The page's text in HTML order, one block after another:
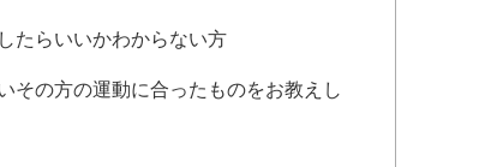
たらいいかわからない方
その方の運動に合ったものをお教えし